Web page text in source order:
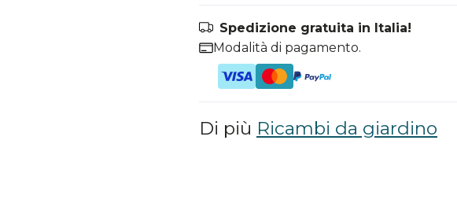
Spedizione gratuita in Italia!
Modalità di pagamento.
Di più Ricambi da giardino